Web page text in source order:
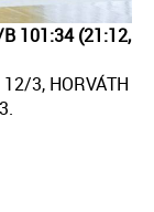
101:34 (21:12,
3, HORVÁTH